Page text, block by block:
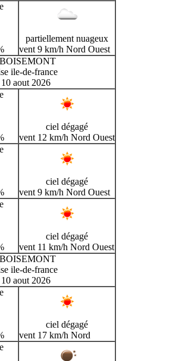
partiellement nuageux
vent 9 km/h Nord Ouest
ile-de-france
aout 2026
ciel dégagé
vent 12 km/h Nord Ouest
ciel dégagé
vent 9 km/h Nord Ouest
ciel dégagé
vent 11 km/h Nord Ouest
ile-de-france
aout 2026
ciel dégagé
vent 17 km/h Nord